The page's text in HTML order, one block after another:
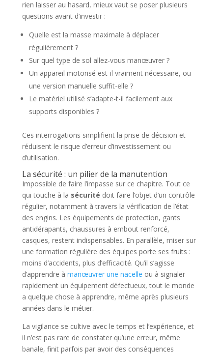
rien laisser au hasard, mieux vaut se poser plusieurs
questions avant d’investir :
Quelle est la masse maximale à déplacer
régulièrement ?
Sur quel type de sol allez-vous manœuvrer ?
Un appareil motorisé est-il vraiment nécessaire, ou
une version manuelle suffit-elle ?
Le matériel utilisé s’adapte-t-il facilement aux
supports disponibles ?
Ces interrogations simplifient la prise de décision et
réduisent le risque d’erreur d’investissement ou
d’utilisation.
La sécurité : un pilier de la manutention
Impossible de faire l’impasse sur ce chapitre. Tout ce
qui touche à la sécurité doit faire l’objet d’un contrôle
régulier, notamment à travers la vérification de l’état
des engins. Les équipements de protection, gants
antidérapants, chaussures à embout renforcé,
casques, restent indispensables. En parallèle, miser sur
une formation régulière des équipes porte ses fruits :
moins d’accidents, plus d’efficacité. Qu’il s’agisse
d’apprendre à manœuvrer une nacelle ou à signaler
rapidement un équipement défectueux, tout le monde
a quelque chose à apprendre, même après plusieurs
années dans le métier.
La vigilance se cultive avec le temps et l’expérience, et
il n’est pas rare de constater qu’une erreur, même
banale, finit parfois par avoir des conséquences